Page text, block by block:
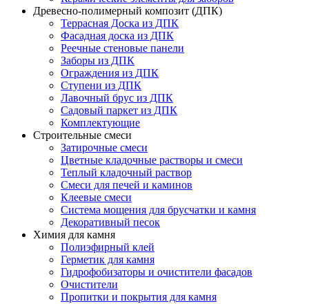
Древесно-полимерный композит (ДПК)
Террасная Доска из ДПК
Фасадная доска из ДПК
Реечные стеновые панели
Заборы из ДПК
Ограждения из ДПК
Ступени из ДПК
Лавочный брус из ДПК
Садовый паркет из ДПК
Комплектующие
Строительные смеси
Затирочные смеси
Цветные кладочные растворы и смеси
Теплый кладочный раствор
Смеси для печей и каминов
Клеевые смеси
Система мощения для брусчатки и камня
Декоративный песок
Химия для камня
Полиэфирный клей
Герметик для камня
Гидрофобизаторы и очистители фасадов
Очистители
Пропитки и покрытия для камня